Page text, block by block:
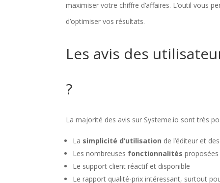
maximiser votre chiffre d’affaires. L’outil vous
d’optimiser vos résultats.
Les avis des
?
La majorité des avis sur Systeme.io sont très
La simplicité d’utilisation de l’éditeur et
Les nombreuses fonctionnalités
Le support client réactif et disponible
Le rapport qualité-prix intéressant, surtout